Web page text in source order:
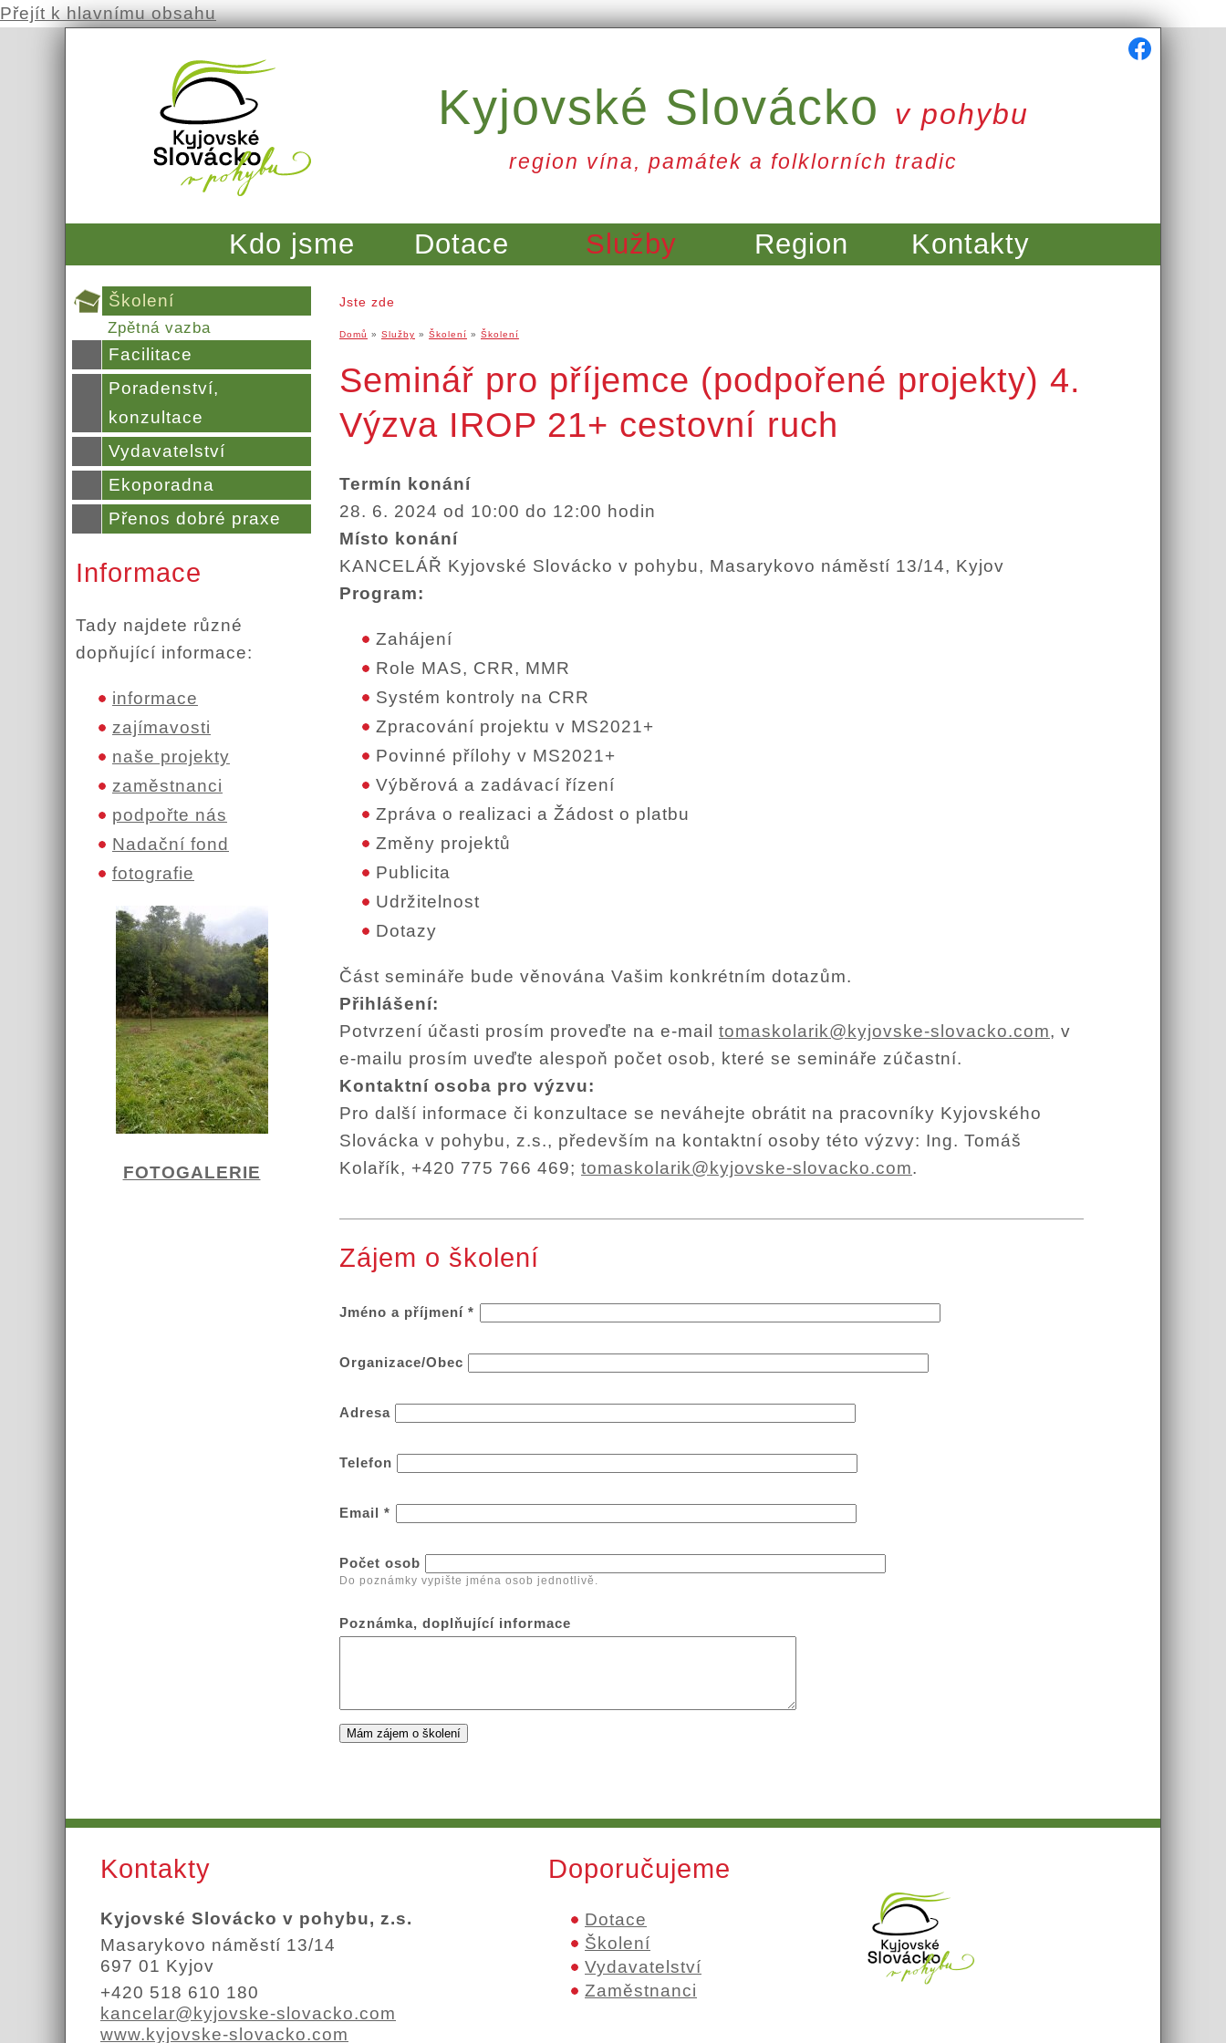
Přejít k hlavnímu obsahu
Kyjovské Slovácko v pohybu
region vína, památek a folklorních tradic
Kdo jsme Dotace Služby Region Kontakty
Školení
Zpětná vazba
Facilitace
Poradenství,
konzultace
Vydavatelství
Ekoporadna
Přenos dobré praxe
Informace
Tady najdete různé
dopňující informace:
informace
zajímavosti
naše projekty
zaměstnanci
podpořte nás
Nadační fond
fotografie
FOTOGALERIE
Jste zde
Domů » Služby » Školení » Školení
Seminář pro příjemce (podpořené projekty) 4.
Výzva IROP 21+ cestovní ruch
Termín konání
28. 6. 2024 od 10:00 do 12:00 hodin
Místo konání
KANCELÁŘ Kyjovské Slovácko v pohybu, Masarykovo náměstí 13/14, Kyjov
Program:
Zahájení
Role MAS, CRR, MMR
Systém kontroly na CRR
Zpracování projektu v MS2021+
Povinné přílohy v MS2021+
Výběrová a zadávací řízení
Zpráva o realizaci a Žádost o platbu
Změny projektů
Publicita
Udržitelnost
Dotazy
Část semináře bude věnována Vašim konkrétním dotazům.
Přihlášení:
Potvrzení účasti prosím proveďte na e-mail tomaskolarik@kyjovske-slovacko.com, v
e-mailu prosím uveďte alespoň počet osob, které se semináře zúčastní.
Kontaktní osoba pro výzvu:
Pro další informace či konzultace se neváhejte obrátit na pracovníky Kyjovského
Slovácka v pohybu, z.s., především na kontaktní osoby této výzvy: Ing. Tomáš
Kolařík, +420 775 766 469; tomaskolarik@kyjovske-slovacko.com.
Zájem o školení
Jméno a příjmení *
Organizace/Obec
Adresa
Telefon
Email *
Počet osob
Do poznámky vypište jména osob jednotlivě.
Poznámka, doplňující informace
Kontakty
Kyjovské Slovácko v pohybu, z.s.
Masarykovo náměstí 13/14
697 01 Kyjov
+420 518 610 180
kancelar@kyjovske-slovacko.com
www.kyjovske-slovacko.com
Doporučujeme
Dotace
Školení
Vydavatelství
Zaměstnanci